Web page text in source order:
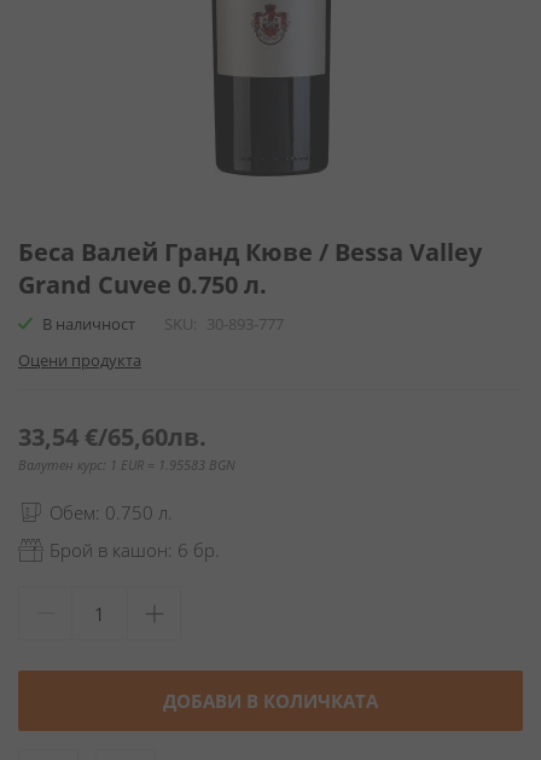
към
началото
на
галерия
снимки
Беса Валей Гранд Кюве / Bessa Valley
Grand Cuvee 0.750 л.
В наличност SKU
30-893-777
Оцени продукта
33,54 €/65,60лв.
Валутен курс: 1 EUR = 1.95583 BGN
Обем: 0.750 л.
Брой в кашон: 6 бр.
ДОБАВИ В КОЛИЧКАТА